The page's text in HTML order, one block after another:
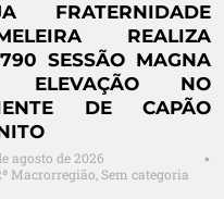
FRATERNIDADE
REALIZA
MAGNA DE
EM SÃO
3 de agosto de 2026
13ª Macrorregião